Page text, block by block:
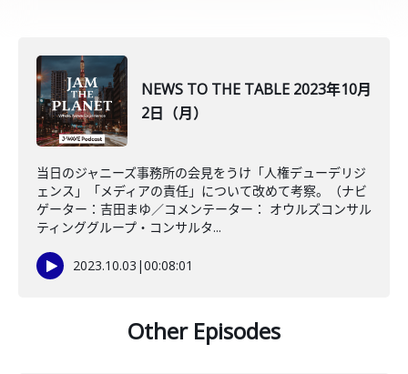
NEWS TO THE TABLE 2023年10月
2日（月）
当日のジャニーズ事務所の会見をうけ「人権デューデリジ
ェンス」「メディアの責任」について改めて考察。（ナビ
ゲーター：吉田まゆ／コメンテーター： オウルズコンサル
ティンググループ・コンサルタ...
2023.10.03 |00:08:01
Other Episodes